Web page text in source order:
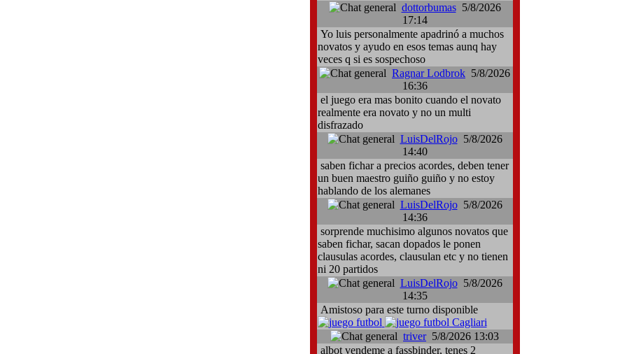
dottorbumas5/8/2026
17:14
Yo luis personalmente apadrinó a muchos
novatos y ayudo en esos temas aunq hay
veces q si es sospechoso
Ragnar Lodbrok 5/8/2026
16:36
el juego era mas bonito cuando el novato
realmente era novato y no un multi
disfrazado
LuisDelRojo5/8/2026
14:40
saben fichar a precios acordes, deben tener
un buen maestro guiño guiño y no estoy
hablando de los alemanes
LuisDelRojo5/8/2026
14:36
sorprende muchisimo algunos novatos que
saben fichar, sacan dopados le ponen
clausulas acordes, clausulan etc y no tienen
ni 20 partidos
LuisDelRojo5/8/2026
14:35
Amistoso para este turno disponible
Cagliari
triver5/8/2026 13:03
albot vendeme a fassbinder, tenes 2